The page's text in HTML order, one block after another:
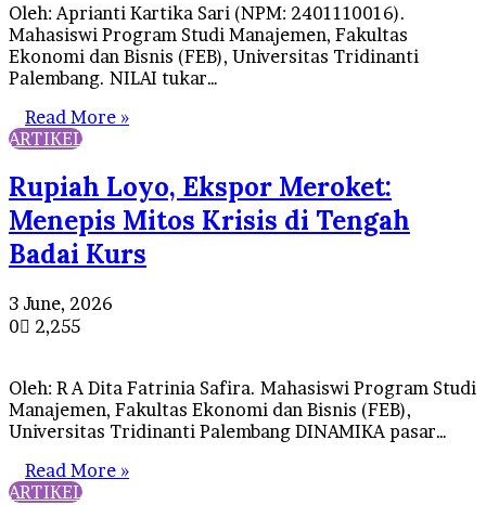
Oleh: Aprianti Kartika Sari (NPM: 2401110016).
Mahasiswi Program Studi Manajemen, Fakultas
Ekonomi dan Bisnis (FEB), Universitas Tridinanti
Palembang. NILAI tukar…
Read More »
ARTIKEL
Rupiah Loyo, Ekspor Meroket:
Menepis Mitos Krisis di Tengah
Badai Kurs
3 June, 2026
0
2,255
Oleh: R A Dita Fatrinia Safira. Mahasiswi Program Studi
Manajemen, Fakultas Ekonomi dan Bisnis (FEB),
Universitas Tridinanti Palembang DINAMIKA pasar…
Read More »
ARTIKEL